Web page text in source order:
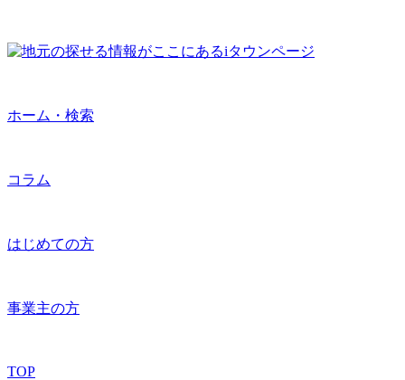
ホーム・検索
コラム
はじめての方
事業主の方
TOP